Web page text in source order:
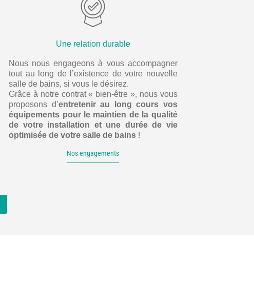
Une relation durable
Nous nous engageons à vous accompagner
tout au long de l’existence de votre nouvelle
salle de bains, si vous le désirez.
Grâce à notre contrat « bien-être », nous vous
proposons d’entretenir au long cours vos
équipements pour le maintien de la qualité
de votre installation et une durée de vie
optimisée de votre salle de bains !
Nos engagements